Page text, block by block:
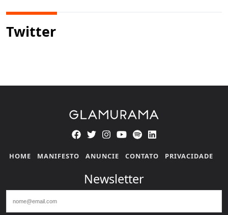
Twitter
HOME MANIFESTO ANUNCIE CONTATO PRIVACIDADE
Newsletter